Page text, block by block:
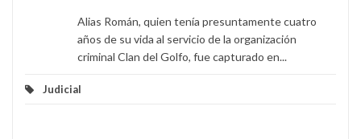
Alias Román, quien tenía presuntamente cuatro
años de su vida al servicio de la organización
criminal Clan del Golfo, fue capturado en...
Judicial